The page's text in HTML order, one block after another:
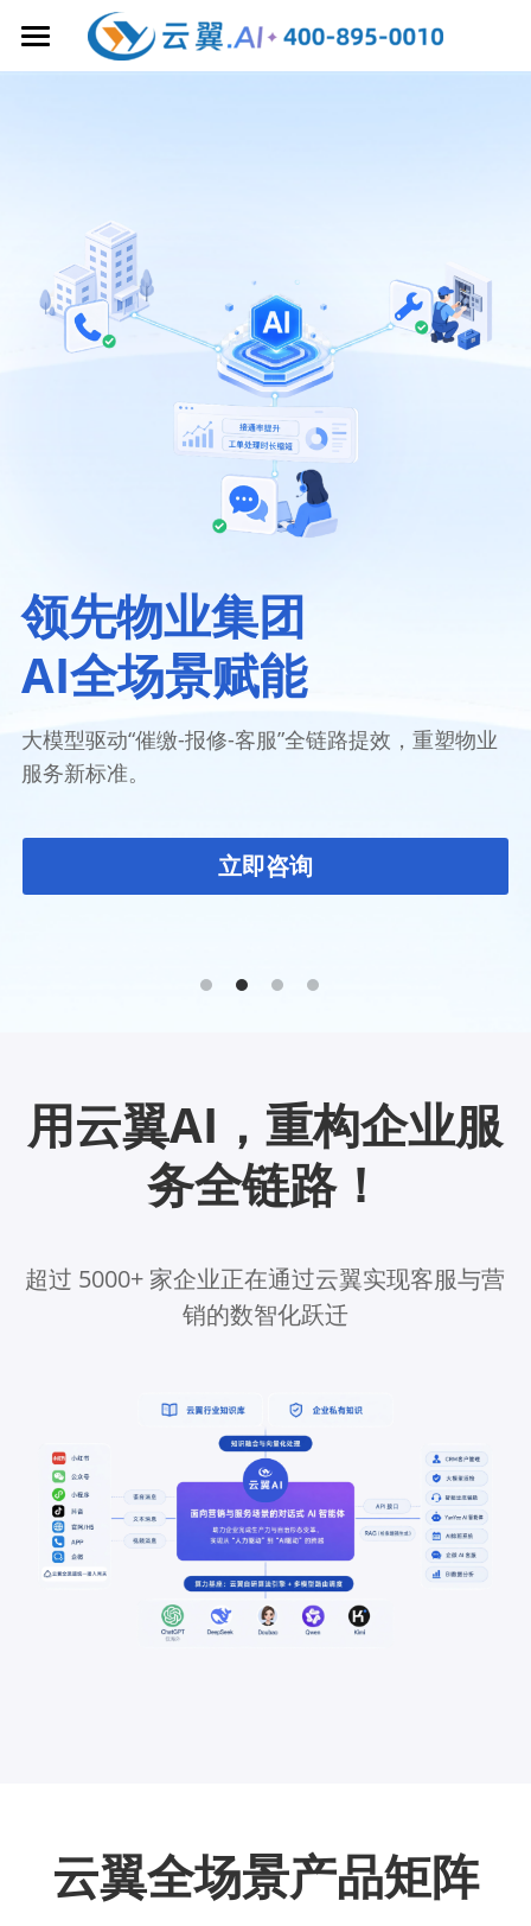
首页
AI 语音机器人
大模型质检
智能坐席辅助
YunYee AI 智能体
全渠道 AI 在线客服
云呼叫中心
5G 视频客服
全球 AI 客服
业务协作
AI 知识库
CRM 客户管理
企微 AI 客服
AI获客/销售管理
AI 工作手机
AI 智能工牌
AI客服/呼叫中心
私有云呼叫中心
客服机器人
电销外呼系统
产品&场景解决方案
成功案例&干货分享
简体中文
400-895-0010
kf@cc-crm.com
领先物业集团
AI全场景赋能
大模型驱动“催缴-报修-客服”全链路提效，重塑物业
服务新标准。
立即咨询
用云翼AI，重构企业服
务全链路！
超过 5000+ 家企业正在通过云翼实现客服与营
销的数智化跃迁
云翼全场景产品矩阵